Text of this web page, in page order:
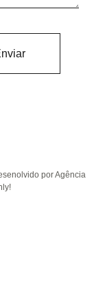
por Agência